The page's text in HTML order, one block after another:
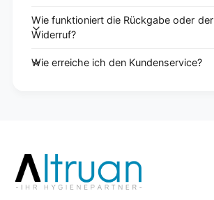
Wie funktioniert die Rückgabe oder der
Widerruf?
Wie erreiche ich den Kundenservice?